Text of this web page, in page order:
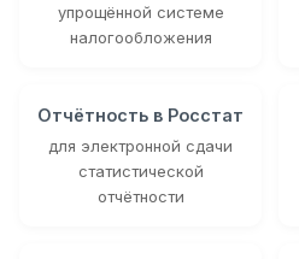
упрощённой системе
налогообложения
Отчётность в Росстат
для электронной сдачи
статистической
отчётности